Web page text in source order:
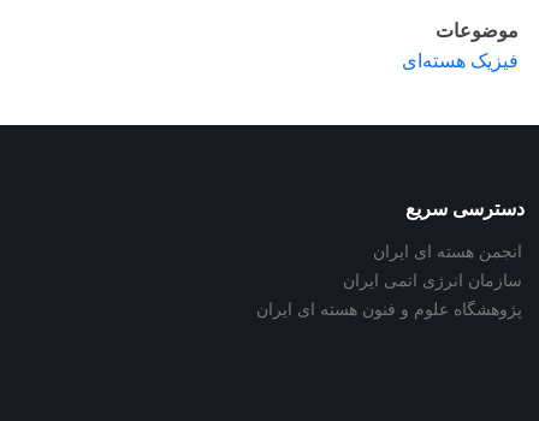
موضوعات
فیزیک هسته‌ای
دسترسی سریع
انجمن هسته ای ایران
سازمان انرژی اتمی ایران
پژوهشگاه علوم و فنون هسته ای ایران